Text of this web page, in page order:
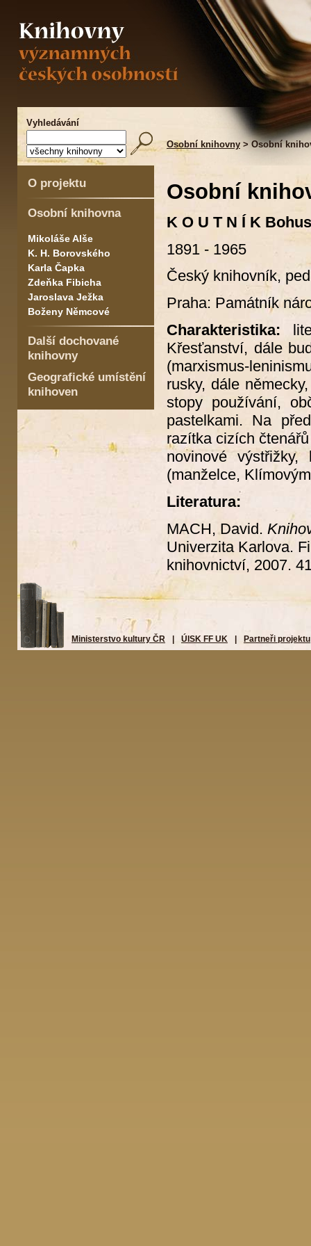
Vyhledávání
Osobní knihovny > Osobní
O projektu
Osobní knihovna
Mikoláše Alše
K. H. Borovského
Karla Čapka
Zdeňka Fibicha
Jaroslava Ježka
Boženy Němcové
Další dochované
knihovny
Geografické umístění
knihoven
Osobní
K O U T N Í K
1891 - 1965
Český knihovník,
Praha: Památník
Charakteristika:
Křesťanství, dále
(marxismus-
rusky, dále
stopy používání,
pastelkami. Na
razítka cizích
novinové
(manželce,
Literatura:
MACH, David.
Univerzita Karlova.
knihovnictví, 2007.
Ministerstvo kultury ČR ÚISK FF UK Partneři projektu